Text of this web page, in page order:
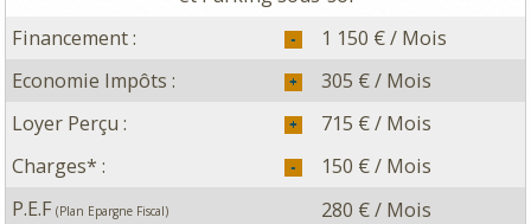
Financement :
1 150 € / Mois
Economie Impôts :
305 € / Mois
Loyer Perçu :
715 € / Mois
Charges* :
150 € / Mois
P.E.F (Plan Epargne Fiscal) 280 € / Mois